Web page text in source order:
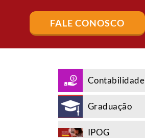
FALE CONOSCO
Contabilidade
Graduação
IPOG